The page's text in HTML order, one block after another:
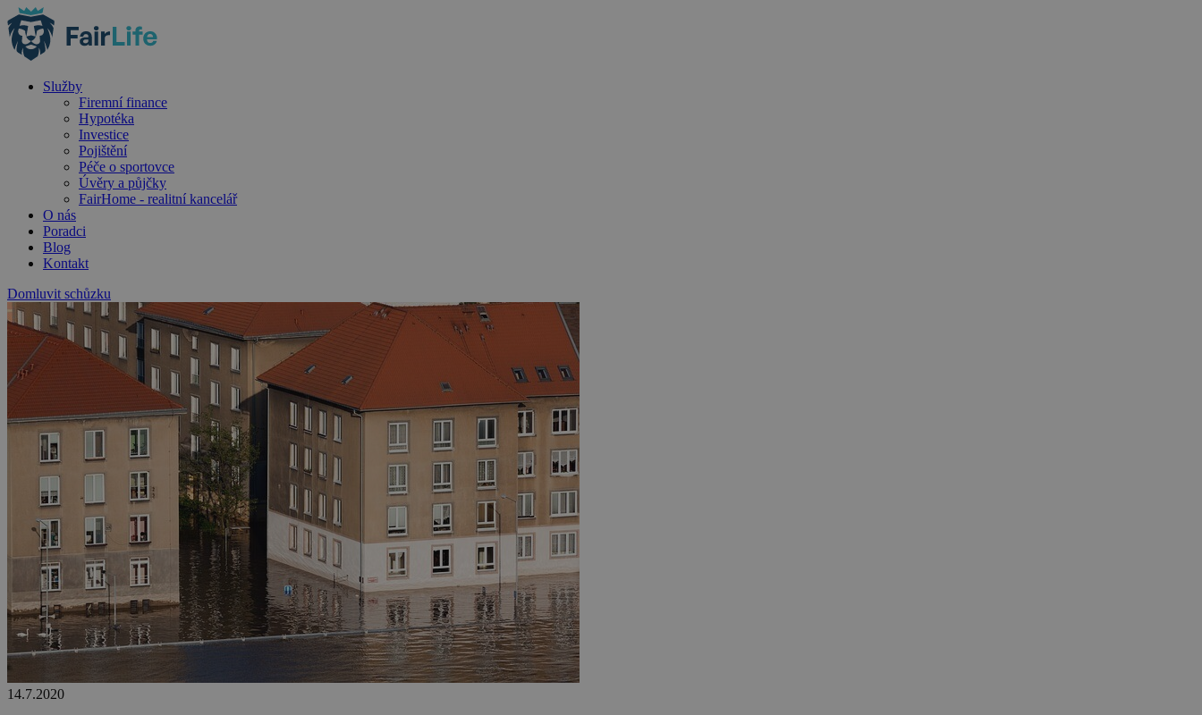
Služby
Firemní finance
Hypotéka
Investice
Pojištění
Péče o sportovce
Úvěry a půjčky
FairHome - realitní kancelář
O nás
Poradci
Blog
Kontakt
Domluvit schůzku
14.7.2020